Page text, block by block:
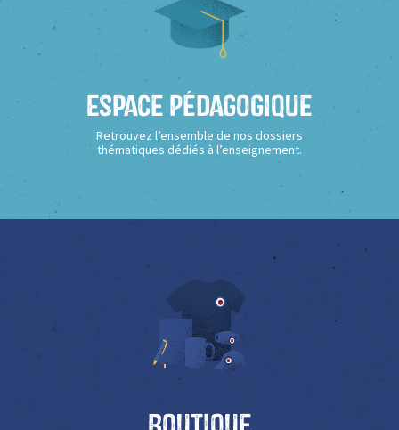
Espace Pédagogique
Retrouvez l’ensemble de nos dossiers
thématiques dédiés à l’enseignement.